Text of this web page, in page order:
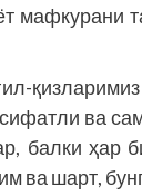
мафкурани
ва
балки ҳар
ва шарт,